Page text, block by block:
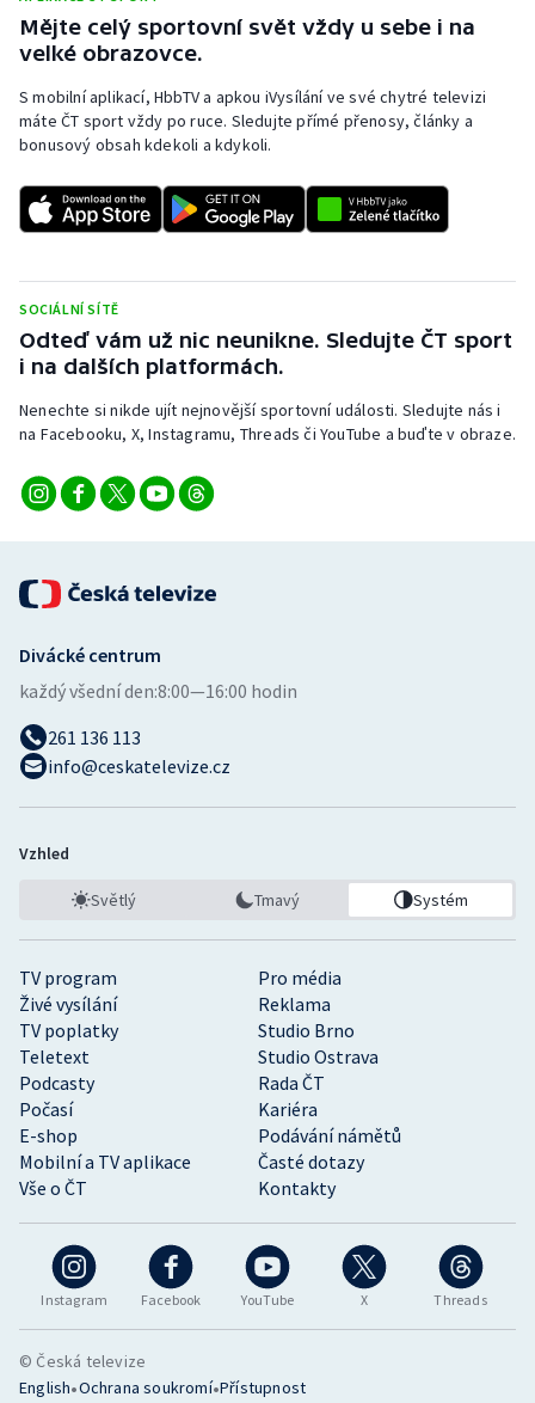
Judo
Lezení
Lyže a snowboard
Motorsport
Olympijské hry
Parasport
Plavání
Plážový volejbal
Ragby
Rychlobruslení
Short track
Stolní tenis
Triatlon
Veslování
Vodní slalom
Volejbal
Ostatní
Mějte celý sportovní svět vždy u sebe i na
velké obrazovce.
S mobilní aplikací, HbbTV a apkou iVysílání ve své chytré televizi
máte ČT sport vždy po ruce. Sledujte přímé přenosy, články a
bonusový obsah kdekoli a kdykoli.
SOCIÁLNÍ SÍTĚ
Odteď vám už nic neunikne. Sledujte ČT sport
i na dalších platformách.
Nenechte si nikde ujít nejnovější sportovní události. Sledujte nás i
na Facebooku, X, Instagramu, Threads či YouTube a buďte v obraze.
Instagram Facebook YouTube X Threads
TV program
Pro média
Živé vysílání
Reklama
TV poplatky
Studio Brno
Teletext
Studio Ostrava
Podcasty
Rada ČT
Počasí
Kariéra
E-shop
Podávání námětů
Mobilní a TV aplikace
Časté dotazy
Vše o ČT
Kontakty
Divácké centrum
každý všední den:8:00—16:00 hodin
261 136 113
info@ceskatelevize.cz
Vzhled
Světlý Tmavý Systém
© Česká televize
English•Ochrana soukromí•Přístupnost